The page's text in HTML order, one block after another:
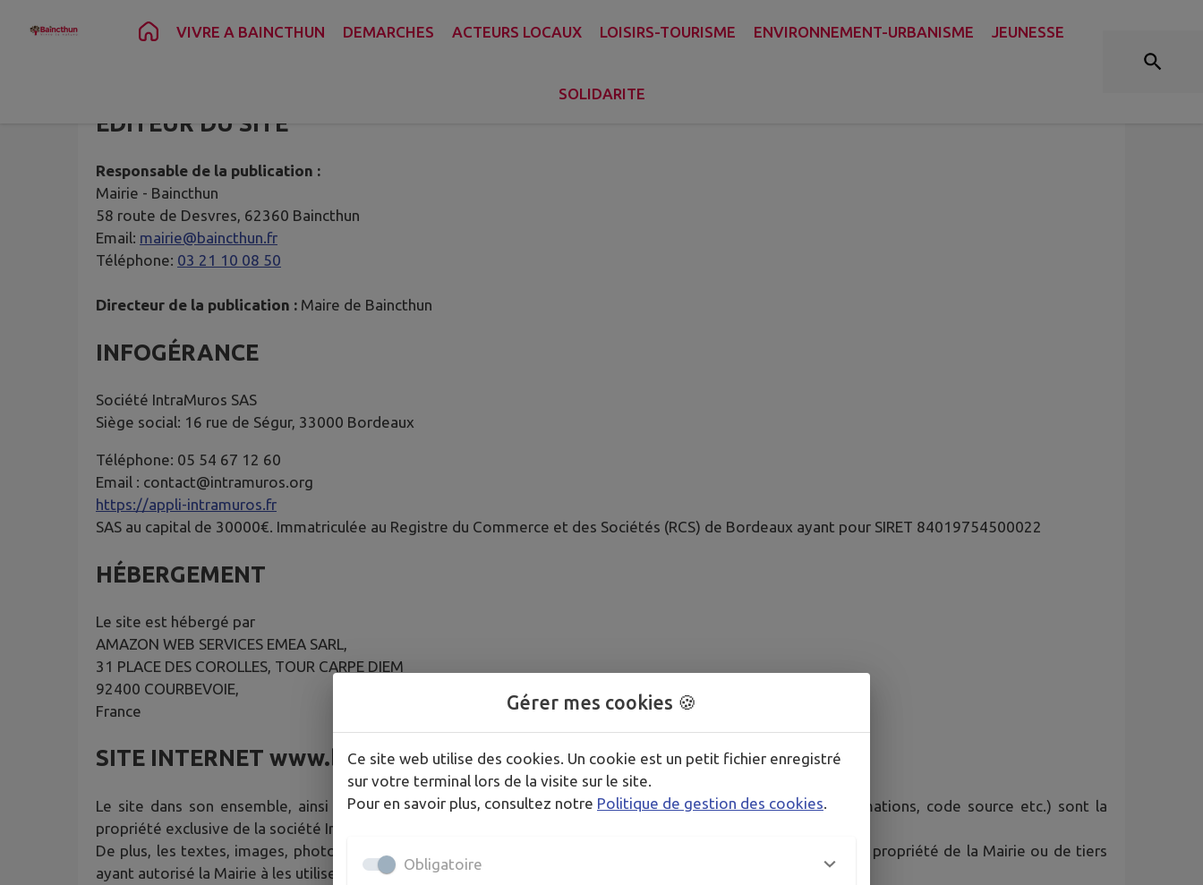
Contenu Menu Recherche Pied de page
VIVRE A BAINCTHUN DEMARCHES ACTEURS LOCAUX LOISIRS-TOURISME ENVIRONNEMENT-URBANISME JEUNESSE
SOLIDARITE
ÉDITEUR DU SITE
Responsable de la publication :
Mairie - Baincthun
58 route de Desvres, 62360 Baincthun
Email: mairie@baincthun.fr
Téléphone: 03 21 10 08 50
Directeur de la publication : Maire de Baincthun
INFOGÉRANCE
Société IntraMuros SAS
Siège social: 16 rue de Ségur, 33000 Bordeaux
Téléphone: 05 54 67 12 60
Email : contact@intramuros.org
https://appli-intramuros.fr
SAS au capital de 30000€. Immatriculée au Registre du Commerce et des Sociétés (RCS) de Bordeaux ayant pour SIRET 84019754500022
HÉBERGEMENT
Le site est hébergé par
AMAZON WEB SERVICES EMEA SARL,
31 PLACE DES COROLLES, TOUR CARPE DIEM
92400 COURBEVOIE,
France
SITE INTERNET www.baincthun.fr
Le site dans son ensemble, ainsi que les éléments techniques qui le composent (éléments graphiques, animations, code source etc.) sont la
propriété exclusive de la société IntraMuros SAS.
De plus, les textes, images, photographies, documents, ainsi que toutes œuvres intégrées dans le site sont la propriété de la Mairie ou de tiers
ayant autorisé la Mairie à les utiliser.
Gérer mes cookies 🍪
Ce site web utilise des cookies. Un cookie est un petit fichier enregistré
sur votre terminal lors de la visite sur le site.
Pour en savoir plus, consultez notre Politique de gestion des cookies
Obligatoire